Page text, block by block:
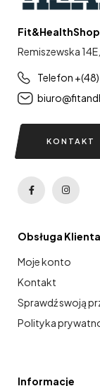
Fit&HealthShop
Remiszewska
Telefon
KONTAKT
Obsługa Klienta
Moje konto
Kontakt
Sprawdź swoją
Polityka
Informacje